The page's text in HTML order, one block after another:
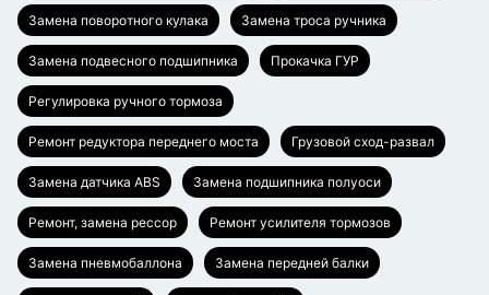
Замена поворотного кулака Замена троса ручника
Замена подвесного подшипника Прокачка ГУР
Регулировка ручного тормоза
Ремонт редуктора переднего моста Грузовой сход-развал
Замена датчика ABS Замена подшипника полуоси
Ремонт, замена рессор Ремонт усилителя тормозов
Замена пневмобаллона Замена передней балки